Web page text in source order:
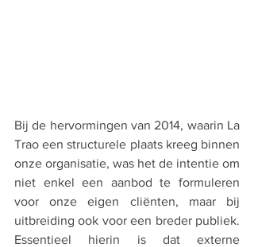
Bij de hervormingen van 2014, waarin La
Trao een structurele plaats kreeg binnen
onze organisatie, was het de intentie om
niet enkel een aanbod te formuleren
voor onze eigen cliënten, maar bij
uitbreiding ook voor een breder publiek.
Essentieel hierin is dat externe